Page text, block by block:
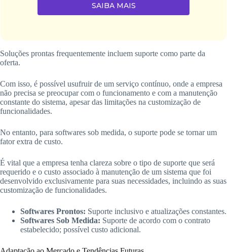
SAIBA MAIS
Soluções prontas frequentemente incluem suporte como parte da
oferta.
Com isso, é possível usufruir de um serviço contínuo, onde a empresa
não precisa se preocupar com o funcionamento e com a manutenção
constante do sistema, apesar das limitações na customização de
funcionalidades.
No entanto, para softwares sob medida, o suporte pode se tornar um
fator extra de custo.
É vital que a empresa tenha clareza sobre o tipo de suporte que será
requerido e o custo associado à manutenção de um sistema que foi
desenvolvido exclusivamente para suas necessidades, incluindo as suas
customização de funcionalidades.
Softwares Prontos: Suporte inclusivo e atualizações constantes.
Softwares Sob Medida: Suporte de acordo com o contrato
estabelecido; possível custo adicional.